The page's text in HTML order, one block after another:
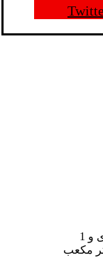
3 دستگاه بچینگ لیپهر(2دستگاه 1متری و 1
متری با توان تولید 150 متر مکعب